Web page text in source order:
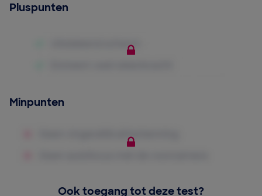
Pluspunten
Minpunten
Ook toegang tot deze test?